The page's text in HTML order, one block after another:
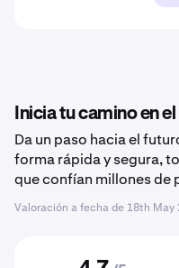
Inicia tu camino en
Da un paso hacia el
forma rápida y segura,
que confían millones de
Valoración a fecha de 18th May